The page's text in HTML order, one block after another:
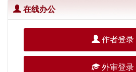
在线办公
作者登录
外审登录